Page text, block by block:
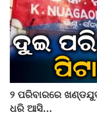
୨ ପରିବାରରେ
ଧରି ଆସି…